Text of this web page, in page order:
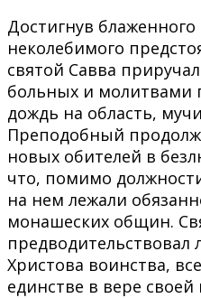
Достигнув блаженного
неколебимого
святой Савва
больных и молитвами
дождь на область,
Преподобный
новых обителей в
что, помимо
на нем лежали
монашеских общин.
Христова воинства,
единстве в вере своей